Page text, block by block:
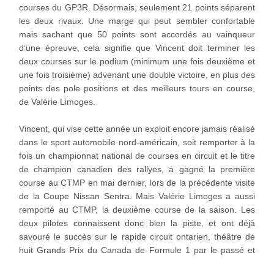
courses du GP3R. Désormais, seulement 21 points séparent
les deux rivaux. Une marge qui peut sembler confortable
mais sachant que 50 points sont accordés au vainqueur
d’une épreuve, cela signifie que Vincent doit terminer les
deux courses sur le podium (minimum une fois deuxième et
une fois troisième) advenant une double victoire, en plus des
points des pole positions et des meilleurs tours en course,
de Valérie Limoges.
Vincent, qui vise cette année un exploit encore jamais réalisé
dans le sport automobile nord-américain, soit remporter à la
fois un championnat national de courses en circuit et le titre
de champion canadien des rallyes, a gagné la première
course au CTMP en mai dernier, lors de la précédente visite
de la Coupe Nissan Sentra. Mais Valérie Limoges a aussi
remporté au CTMP, la deuxième course de la saison. Les
deux pilotes connaissent donc bien la piste, et ont déjà
savouré le succès sur le rapide circuit ontarien, théâtre de
huit Grands Prix du Canada de Formule 1 par le passé et